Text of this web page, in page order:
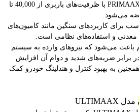
EX با ظرفیت‌های باربری از 40,000 تا
برای کاربردهای سنگین مانند کامیون‌های
و استفاده‌های نظامی است.
می‌شود که نیروهای وارده به سیستم
برابر ضربه‌های شدید و دوام آن افزایش
EX همچنین به بهبود کنترل و هندلینگ خودرو کمک
مدل ULTIMAAX